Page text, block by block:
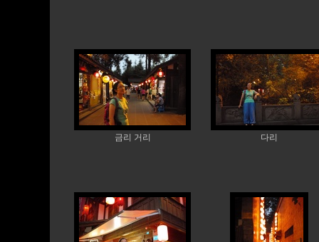
금리 거리 다리